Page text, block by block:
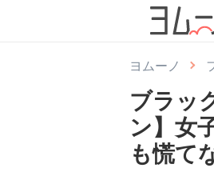
ヨムーノ
ブラッ
ン】女
も慌て